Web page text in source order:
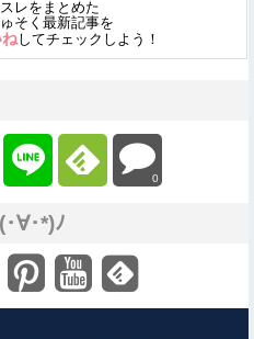
レをまとめた
そく最新記事を
してチェックしよう！
0
∀･*)ﾉ